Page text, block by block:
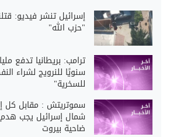
"حزب الله"
ترامب: بريطانيا تدفع
سنويًا للنرويج لشراء
للسخرية"
سموتريتش : مقابل كل
ضاحية بيروت